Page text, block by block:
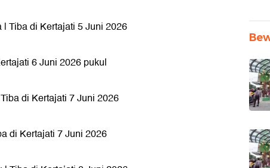
Tiba di Kertajati 5 Juni 2026
6 Juni 2026 pukul
di Kertajati 7 Juni 2026
di Kertajati 7 Juni 2026